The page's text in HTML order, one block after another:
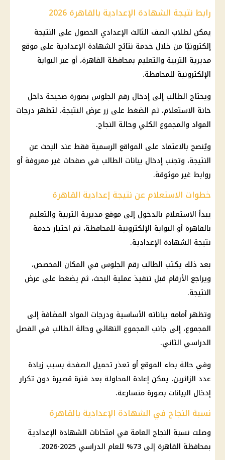
رابط نتيجة الشهادة الإعدادية بالقاهرة 2026
يمكن لطلاب الصف الثالث الإعدادي الحصول على النتيجة
إلكترونيًا من خلال خدمة نتائج الشهادة الإعدادية على موقع
مديرية التربية والتعليم بمحافظة القاهرة، أو عبر البوابة
الإلكترونية للمحافظة.
ويحتاج الطالب إلى إدخال رقم الجلوس بصورة صحيحة داخل
خانة الاستعلام، ثم الضغط على زر عرض النتيجة، لتظهر درجات
المواد والمجموع الكلي وحالة النجاح.
ويُنصح بالاعتماد على المواقع الرسمية فقط عند البحث عن
النتيجة، وتجنب إدخال بيانات الطالب في صفحات غير معروفة أو
روابط غير موثوقة.
خطوات الاستعلام عن نتيجة إعدادية القاهرة
يبدأ الاستعلام بالدخول إلى موقع مديرية التربية والتعليم
بالقاهرة أو البوابة الإلكترونية للمحافظة، ثم اختيار خدمة
نتيجة الشهادة الإعدادية.
بعد ذلك يكتب الطالب رقم الجلوس في المكان المخصص،
ويراجع الأرقام قبل تنفيذ عملية البحث، ثم يضغط على عرض
النتيجة.
وتظهر أمامه بياناته الأساسية ودرجات المواد المضافة إلى
المجموع، إلى جانب المجموع النهائي وحالة الطالب في الفصل
الدراسي الثاني.
وفي حالة بطء الموقع أو تعذر تحميل الصفحة بسبب زيادة
عدد الزائرين، يمكن إعادة المحاولة بعد فترة قصيرة دون تكرار
إدخال البيانات بصورة متسارعة.
نسبة النجاح في الشهادة الإعدادية بالقاهرة
وصلت نسبة النجاح العامة في امتحانات الشهادة الإعدادية
بمحافظة القاهرة إلى 73% للعام الدراسي 2025-2026.